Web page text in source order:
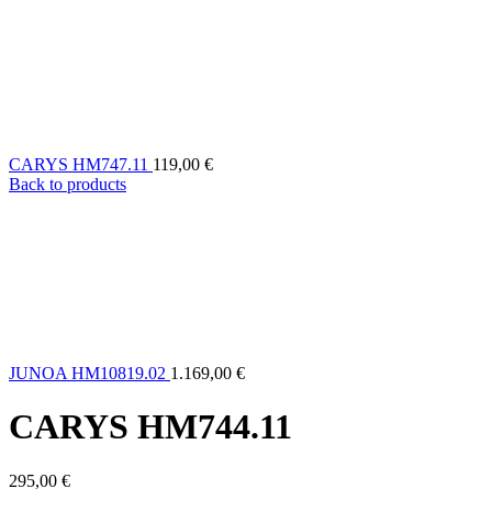
CARYS HM747.11 119,00 €
Back to products
JUNOA HM10819.02 1.169,00 €
CARYS HM744.11
295,00 €